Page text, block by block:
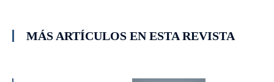
MÁS ARTÍCULOS EN ESTA REVISTA